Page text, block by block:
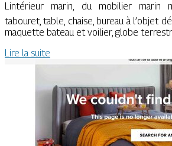
Lintérieur marin, du mobilier marin
tabouret, table, chaise, bureau à l’objet
maquette bateau et voilier, globe
Lire la suite